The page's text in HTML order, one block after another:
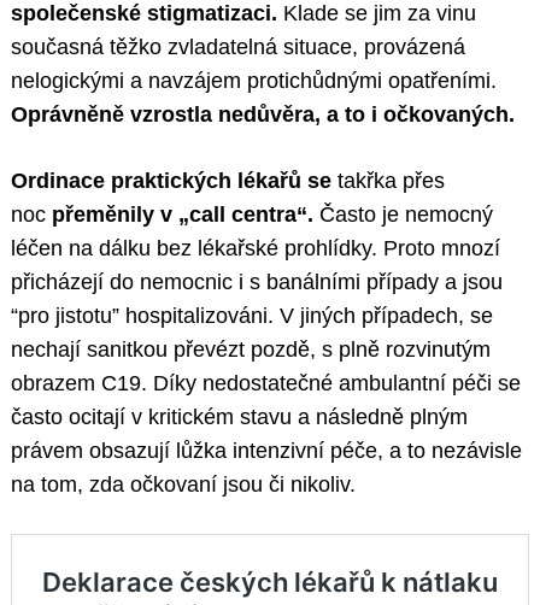
společenské stigmatizaci. Klade se jim za vinu
současná těžko zvladatelná situace, provázená
nelogickými a navzájem protichůdnými opatřeními.
Oprávněně vzrostla nedůvěra, a to i očkovaných.
Ordinace praktických lékařů se takřka přes
noc přeměnily v „call centra“. Často je nemocný
léčen na dálku bez lékařské prohlídky. Proto mnozí
přicházejí do nemocnic i s banálními případy a jsou
“pro jistotu” hospitalizováni. V jiných případech, se
nechají sanitkou převézt pozdě, s plně rozvinutým
obrazem C19. Díky nedostatečné ambulantní péči se
často ocitají v kritickém stavu a následně plným
právem obsazují lůžka intenzivní péče, a to nezávisle
na tom, zda očkovaní jsou či nikoliv.